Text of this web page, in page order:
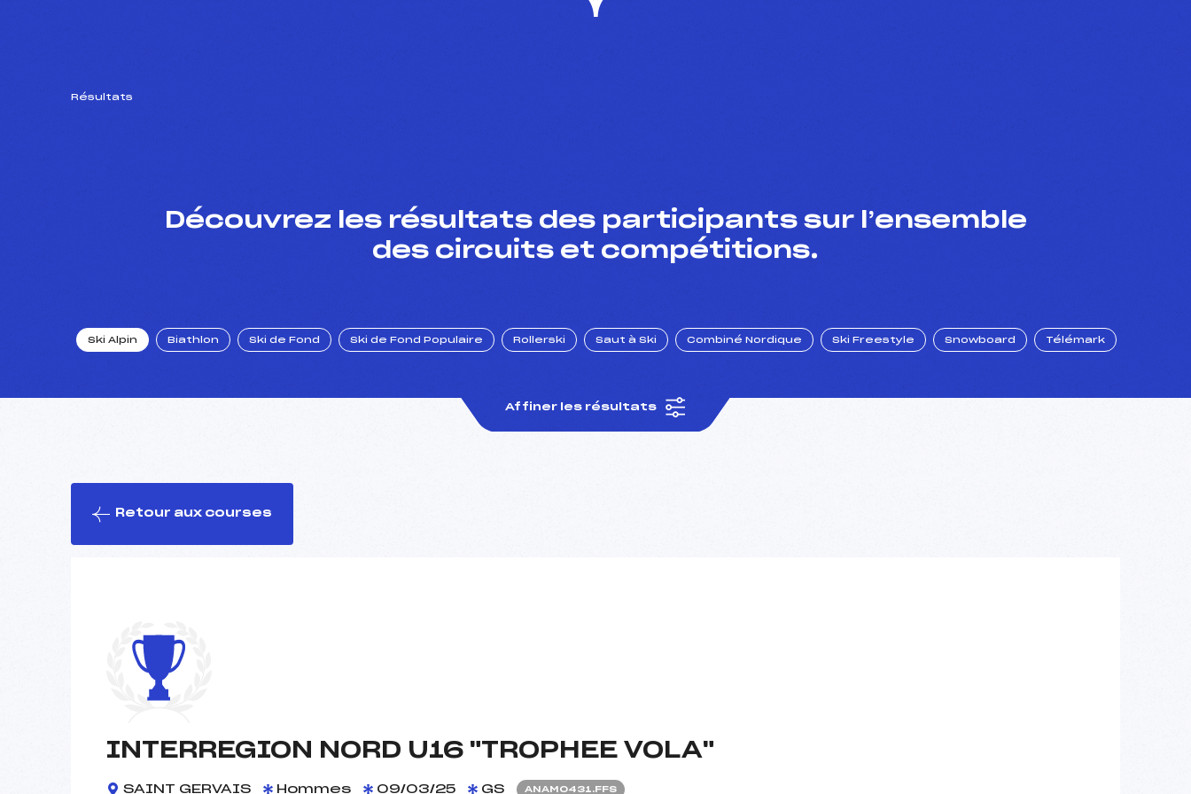
Résultats
Découvrez les résultats des participants sur l’ensemble
des circuits et compétitions.
Ski Alpin Biathlon Ski de Fond Ski de Fond Populaire Rollerski Saut à Ski Combiné Nordique Ski Freestyle Snowboard Télémark
Affiner les résultats
Retour aux courses
INTERREGION NORD U16 "TROPHEE VOLA"
SAINT GERVAIS Hommes 09/03/25 GS ANAM0431.FFS